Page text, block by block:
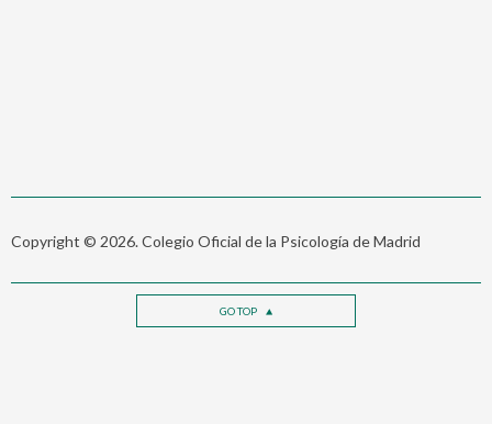
Copyright © 2026. Colegio Oficial de la Psicología de Madrid
GO TOP